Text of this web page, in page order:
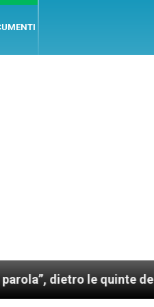
le quinte